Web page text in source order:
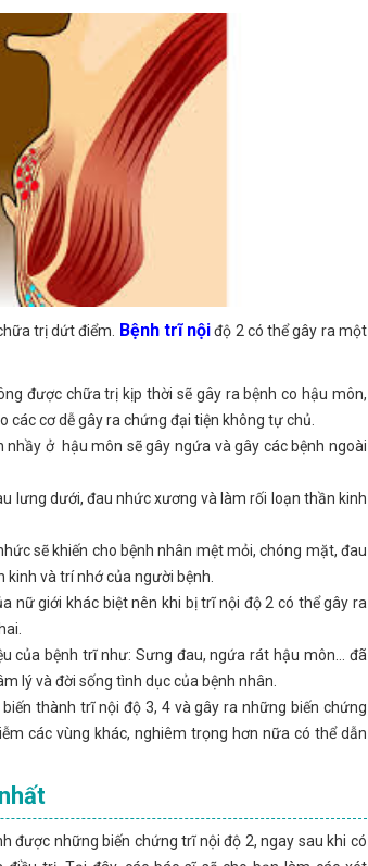
trị dứt điểm. Bệnh trĩ nộiđộ 2 có thể gây ra một
được chữa trị kịp thời sẽ gây ra bệnh co hậu môn,
các cơ dễ gây ra chứng đại tiện không tự chủ.
nhầy ở hậu môn sẽ gây ngứa và gây các bệnh ngoài
lưng dưới, đau nhức xương và làm rối loạn thần kinh
sẽ khiến cho bệnh nhân mệt mỏi, chóng mặt, đau
và trí nhớ của người bệnh.
nữ giới khác biệt nên khi bị trĩ nội độ 2 có thể gây ra
của bệnh trĩ như: Sưng đau, ngứa rát hậu môn… đã
lý và đời sống tình dục của bệnh nhân.
thành trĩ nội độ 3, 4 và gây ra những biến chứng
các vùng khác, nghiêm trọng hơn nữa có thể dẫn
được những biến chứng trĩ nội độ 2, ngay sau khi có